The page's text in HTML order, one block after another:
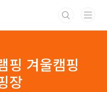
핑 겨울캠핑
장